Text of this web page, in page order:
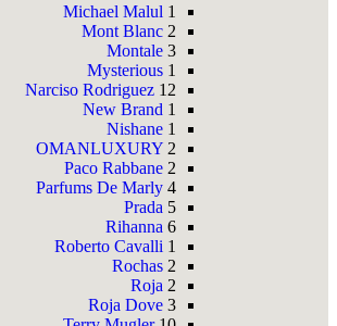
Michael Malul 1
Mont Blanc 2
Montale 3
Mysterious 1
Narciso Rodriguez 12
New Brand 1
Nishane 1
OMANLUXURY 2
Paco Rabbane 2
Parfums De Marly 4
Prada 5
Rihanna 6
Roberto Cavalli 1
Rochas 2
Roja 2
Roja Dove 3